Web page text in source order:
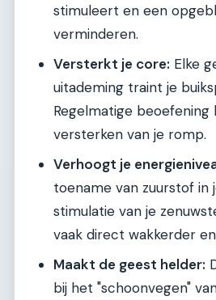
stimuleert en een
verminderen.
Versterkt je core: Elke
uitademing traint je
Regelmatige
versterken van je romp.
Verhoogt je
toename van zuurstof in
stimulatie van je
vaak direct wakkerder
Maakt de geest helder:
bij het "schoonvegen"